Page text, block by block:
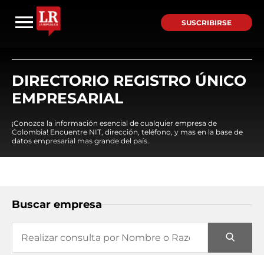
SUSCRIBIRSE
DIRECTORIO REGISTRO ÚNICO
EMPRESARIAL
¡Conozca la información esencial de cualquier empresa de
Colombia! Encuentre NIT, dirección, teléfono, y mas en la base de
datos empresarial mas grande del país.
Buscar empresa